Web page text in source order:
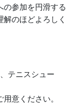
の参加を円滑する
のほどよろしく
テニスシュー
意ください。